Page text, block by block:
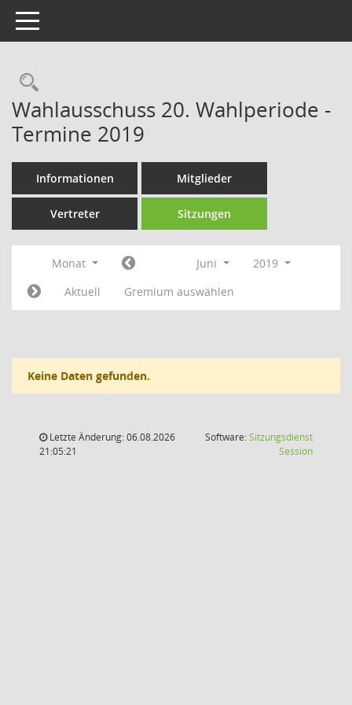
Toggle navigation
Rechercheauswahl
Wahlausschuss 20. Wahlperiode -
Termine 2019
Informationen Mitglieder
Vertreter Sitzungen
Monat Juni
2019
Aktuell
Gremium auswählen
Keine Daten gefunden.
Letzte Änderung: 06.08.2026
21:05:21
Software:Sitzungsdienst
Session(Wird in